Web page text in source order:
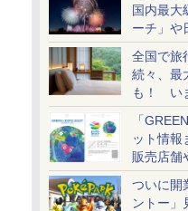
国内最大
ーチ」や
ど大型イ
全国で旅
続々、最
も！ い
め
「
ット情報
販売店舗
ケットも
ついに開
ントー」